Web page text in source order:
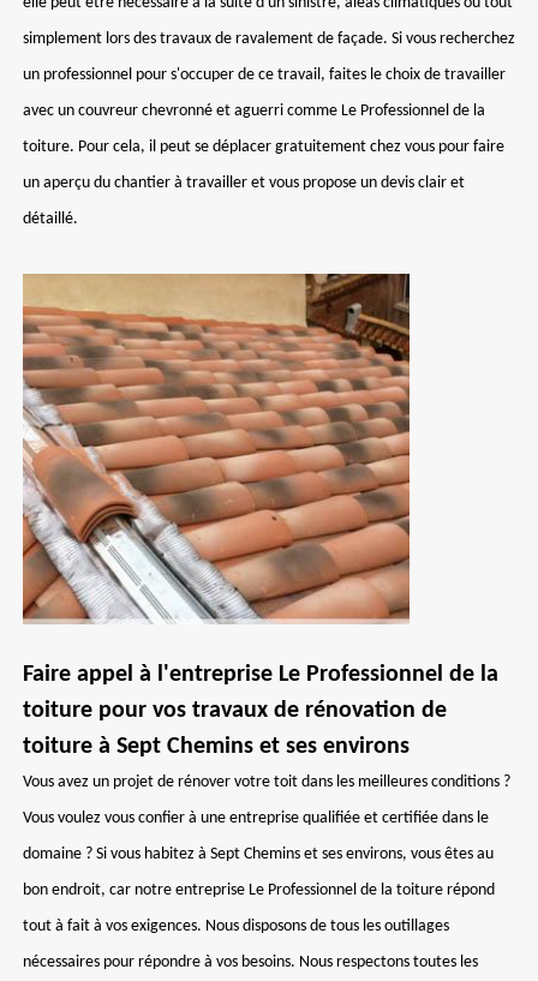
simplement lors des travaux de ravalement de façade. Si vous recherchez
un professionnel pour s'occuper de ce travail, faites le choix de travailler
avec un couvreur chevronné et aguerri comme Le Professionnel de la
toiture. Pour cela, il peut se déplacer gratuitement chez vous pour faire
un aperçu du chantier à travailler et vous propose un devis clair et
détaillé.
Faire appel à l'entreprise Le Professionnel de la
toiture pour vos travaux de rénovation de
toiture à Sept Chemins et ses environs
Vous avez un projet de rénover votre toit dans les meilleures conditions ?
Vous voulez vous confier à une entreprise qualifiée et certifiée dans le
domaine ? Si vous habitez à Sept Chemins et ses environs, vous êtes au
bon endroit, car notre entreprise Le Professionnel de la toiture répond
tout à fait à vos exigences. Nous disposons de tous les outillages
nécessaires pour répondre à vos besoins. Nous respectons toutes les